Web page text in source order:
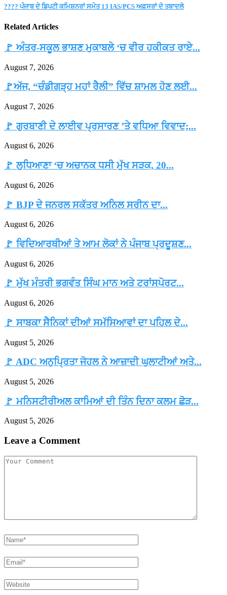
???? ਪੰਜਾਬ ਦੇ ਡਿਪਟੀ ਕਮਿਸ਼ਨਰਾਂ ਸਮੇਤ 13 IAS/PCS ਅਫ਼ਸਰਾਂ ਦੇ ਤਬਾਦਲੇ
Related Articles
🚩 ਅੰਤਰ-ਸਕੂਲ ਭਾਸ਼ਣ ਮੁਕਾਬਲੇ ‘ਚ ਵੀਰ ਹਕੀਕਤ ਰਾਏ...
August 7, 2026
🚩ਅੱਜ, “ਚੰਡੀਗੜ੍ਹ ਮਹਾਂ ਰੈਲੀ” ਵਿੱਚ ਸ਼ਾਮਲ ਹੋਣ ਲਈ...
August 7, 2026
🚩 ਗੁਰਬਾਣੀ ਦੇ ਲਾਈਵ ਪ੍ਰਸਾਰਣ ’ਤੇ ਵਧਿਆ ਵਿਵਾਦ;...
August 6, 2026
🚩 ਲੁਧਿਆਣਾ ‘ਚ ਅਚਾਨਕ ਧਸੀ ਮੁੱਖ ਸੜਕ, 20...
August 6, 2026
🚩 BJP ਦੇ ਜਨਰਲ ਸਕੱਤਰ ਅਨਿਲ ਸਰੀਨ ਦਾ...
August 6, 2026
🚩 ਵਿਦਿਆਰਥੀਆਂ ਤੇ ਆਮ ਲੋਕਾਂ ਨੇ ਪੰਜਾਬ ਪ੍ਰਦੂਸ਼ਣ...
August 6, 2026
🚩 ਮੁੱਖ ਮੰਤਰੀ ਭਗਵੰਤ ਸਿੰਘ ਮਾਨ ਅਤੇ ਟਰਾਂਸਪੋਰਟ...
August 6, 2026
🚩 ਸਾਬਕਾ ਸੈਨਿਕਾਂ ਦੀਆਂ ਸਮੱਸਿਆਵਾਂ ਦਾ ਪਹਿਲ ਦੇ...
August 5, 2026
🚩 ADC ਅਨੁਪ੍ਰਿਤਾ ਜੋਹਲ ਨੇ ਆਜ਼ਾਦੀ ਘੁਲਾਟੀਆਂ ਅਤੇ...
August 5, 2026
🚩 ਮਨਿਸਟੀਰੀਅਲ ਕਾਮਿਆਂ ਦੀ ਤਿੰਨ ਦਿਨਾ ਕਲਮ ਛੋੜ...
August 5, 2026
Leave a Comment